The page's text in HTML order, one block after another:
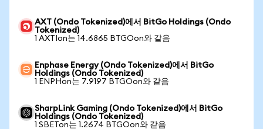
AXT (Ondo Tokenized)에서 BitGo Holdings (Ondo
Tokenized)
1 AXTIon는 14.6865 BTGOon와 같음
Enphase Energy (Ondo Tokenized)에서 BitGo
Holdings (Ondo Tokenized)
1 ENPHon는 7.9197 BTGOon와 같음
SharpLink Gaming (Ondo Tokenized)에서 BitGo
Holdings (Ondo Tokenized)
1 SBETon는 1.2674 BTGOon와 같음